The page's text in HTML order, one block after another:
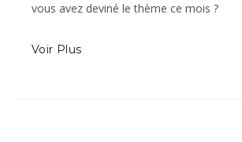
vous avez deviné le thème ce mois ?
Voir Plus